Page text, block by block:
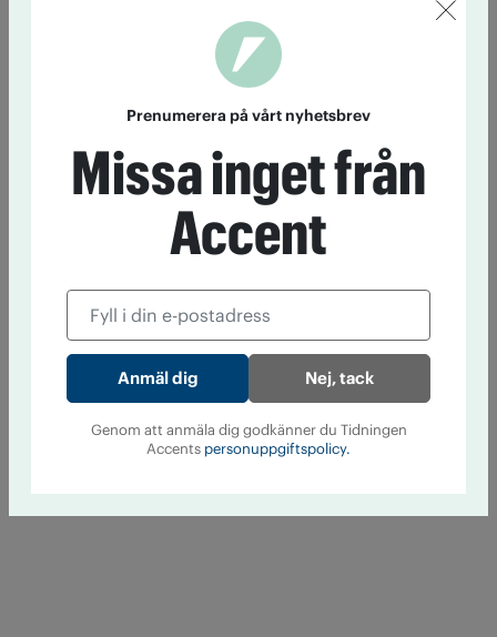
Prenumerera på vårt nyhetsbrev
Missa inget från
Accent
Nej, tack
Genom att anmäla dig godkänner du Tidningen
Accents personuppgiftspolicy.